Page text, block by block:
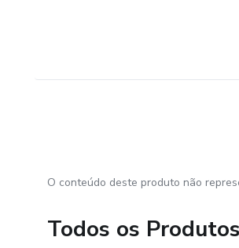
O conteúdo deste produto não
Todos os Produtos